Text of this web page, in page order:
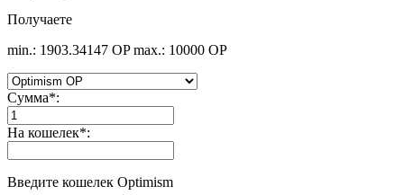
Получаете
min.: 1903.34147 OP max.: 10000 OP
Сумма*:
На кошелек*:
Введите кошелек Optimism